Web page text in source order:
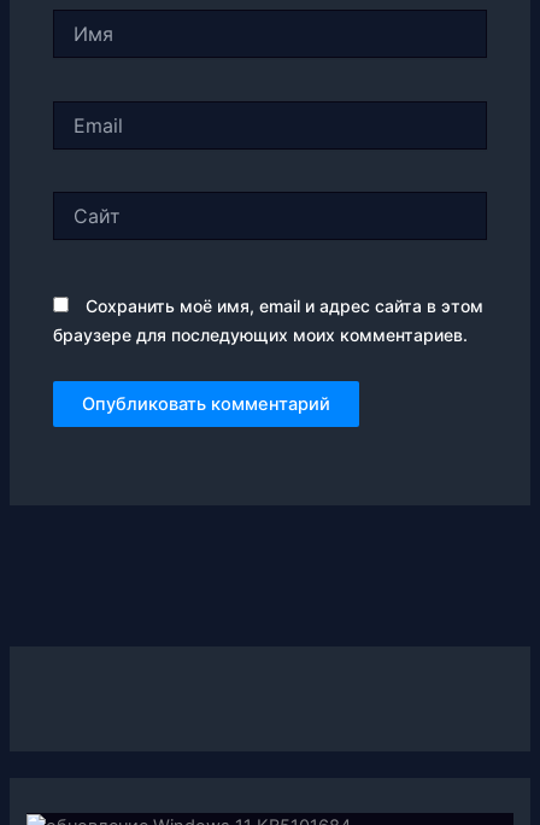
Сохранить моё имя, email и адрес сайта в этом
браузере для последующих моих комментариев.